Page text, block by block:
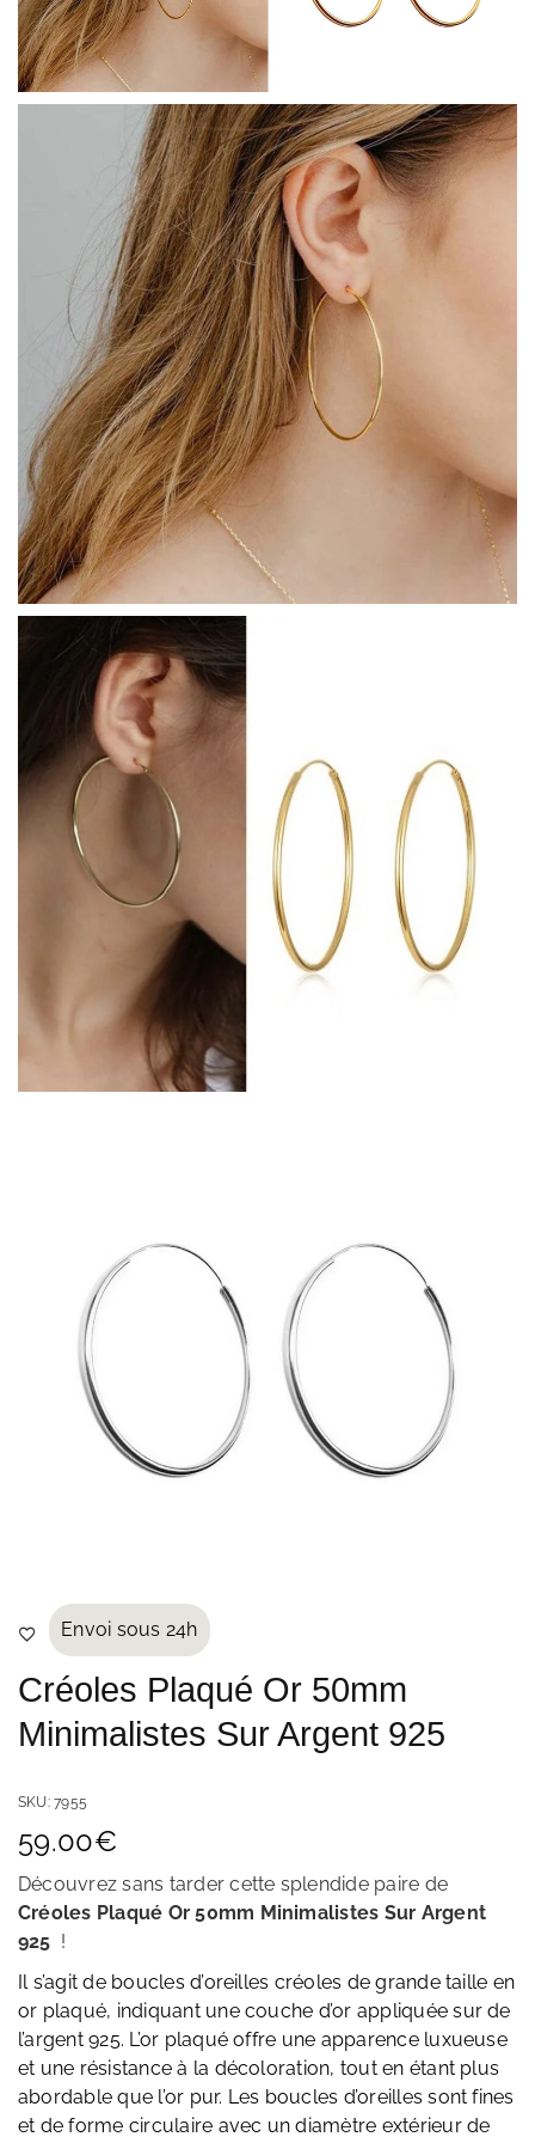
Envoi sous 24h
Créoles Plaqué Or 50mm
Minimalistes Sur Argent 925
SKU:7955
59.00€
Découvrez sans tarder cette splendide paire de
Créoles Plaqué Or 50mm Minimalistes Sur Argent
925 !
Il s’agit de boucles d’oreilles créoles de grande taille en
or plaqué, indiquant une couche d’or appliquée sur de
l’argent 925. L’or plaqué offre une apparence luxueuse
et une résistance à la décoloration, tout en étant plus
abordable que l’or pur. Les boucles d’oreilles sont fines
et de forme circulaire avec un diamètre extérieur de